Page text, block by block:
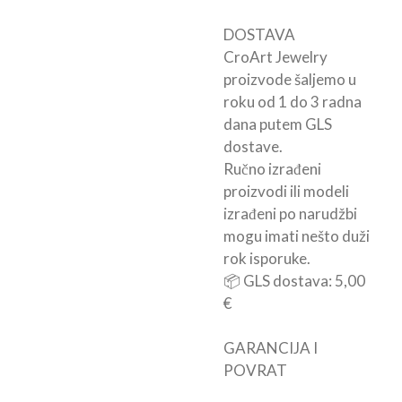
DOSTAVA
CroArt Jewelry
proizvode šaljemo u
roku od 1 do 3 radna
dana putem GLS
dostave.
Ručno izrađeni
proizvodi ili modeli
izrađeni po narudžbi
mogu imati nešto duži
rok isporuke.
📦 GLS dostava: 5,00
€
GARANCIJA I
POVRAT